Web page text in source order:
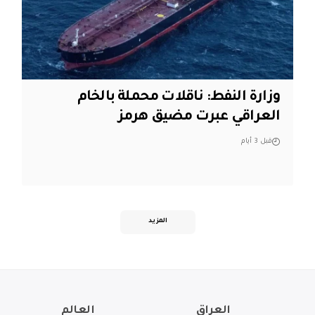
وزارة النفط: ناقلات محملة بالخام
العراقي عبرت مضيق هرمز
قبل 3 أيام
المزيد
العراق العالم